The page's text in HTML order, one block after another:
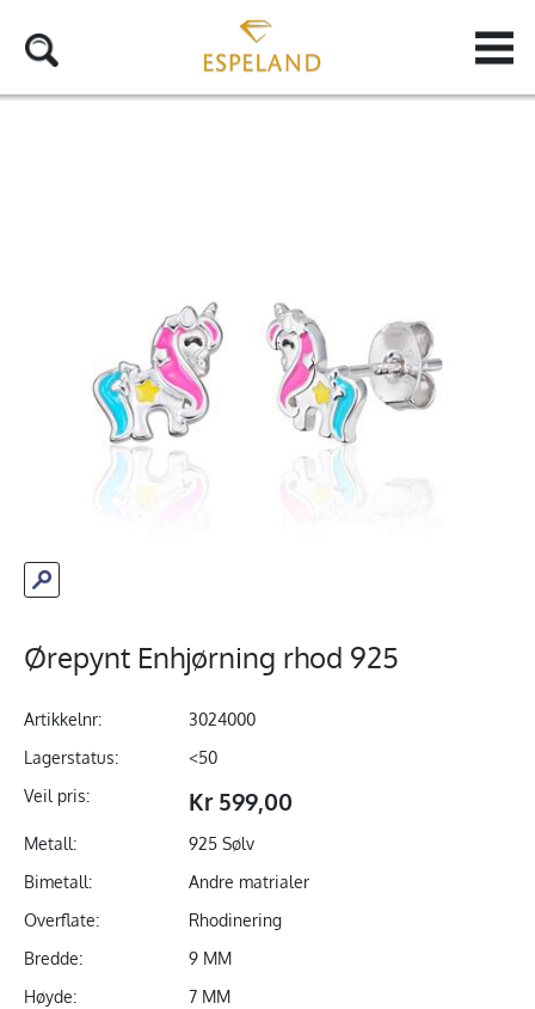
Ørepynt Enhjørning rhod 925
Artikkelnr:
3024000
Lagerstatus:
<50
Veil pris:
Kr 599,00
Metall:
925 Sølv
Bimetall:
Andre matrialer
Overflate:
Rhodinering
Bredde:
9 MM
Høyde:
7 MM